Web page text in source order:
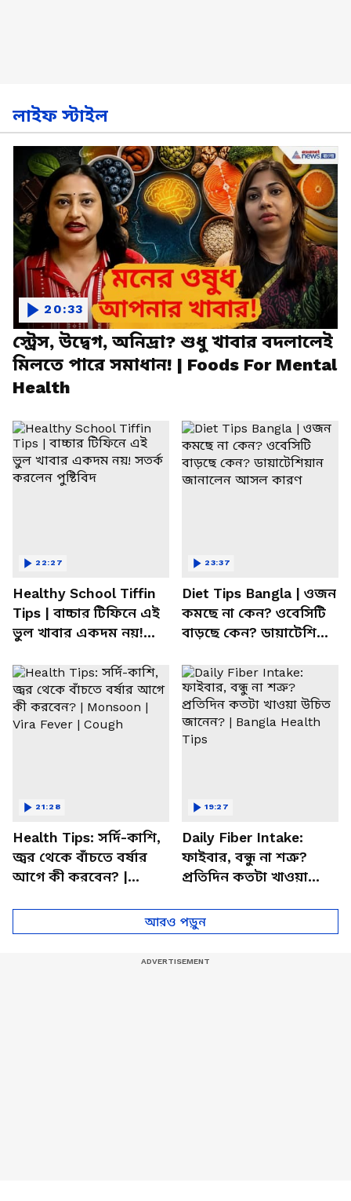
লাইফ স্টাইল
স্ট্রেস, উদ্বেগ, অনিদ্রা? শুধু খাবার বদলালেই
মিলতে পারে সমাধান! | Foods For Mental
Health
20:33
Healthy School Tiffin
Tips | বাচ্চার টিফিনে এই
ভুল খাবার একদম নয়!
22:27
Diet Tips Bangla | ওজন
কমছে না কেন? ওবেসিটি
বাড়ছে কেন? ডায়াটেশিয়ান
23:37
Health Tips: সর্দি-কাশি,
জ্বর থেকে বাঁচতে বর্ষার
আগে কী করবেন? |
21:28
Daily Fiber Intake:
ফাইবার, বন্ধু না শত্রু?
প্রতিদিন কতটা খাওয়া
Health Tips
19:27
আরও পড়ুন